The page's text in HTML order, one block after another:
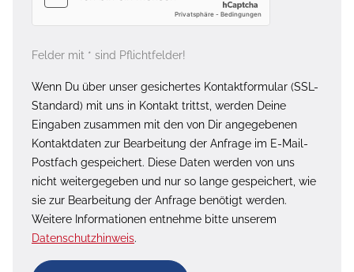
Felder mit * sind Pflichtfelder!
Wenn Du über unser gesichertes Kontaktformular (SSL-
Standard) mit uns in Kontakt trittst, werden Deine
Eingaben zusammen mit den von Dir angegebenen
Kontaktdaten zur Bearbeitung der Anfrage im E-Mail-
Postfach gespeichert. Diese Daten werden von uns
nicht weitergegeben und nur so lange gespeichert, wie
sie zur Bearbeitung der Anfrage benötigt werden.
Weitere Informationen entnehme bitte unserem
Datenschutzhinweis.